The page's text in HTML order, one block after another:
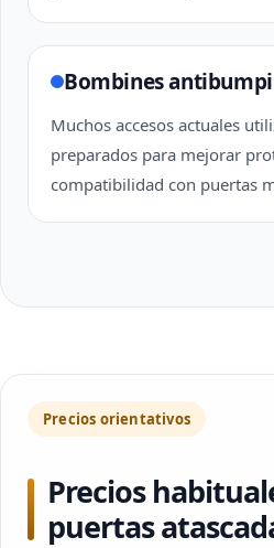
Bombines
Muchos accesos actuales
preparados para mejorar
compatibilidad con puertas
Precios orientativos
Precios
puertas